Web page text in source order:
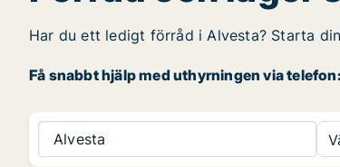
Har du ett ledigt förråd i Alvesta? Starta
Få snabbt hjälp med uthyrningen via
Alvesta